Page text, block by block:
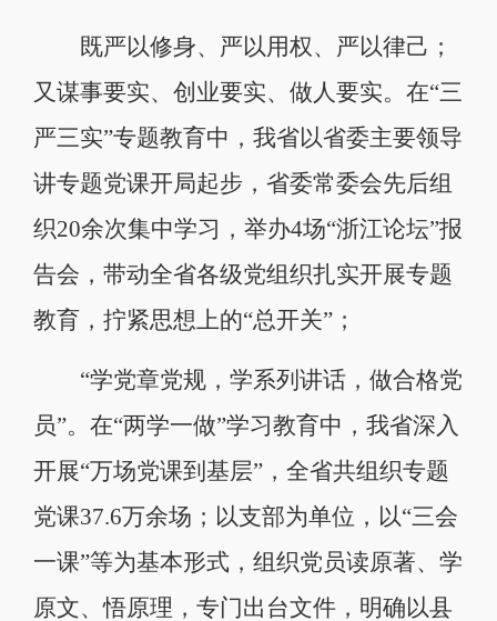
既严以修身、严以用权、严以律己；
又谋事要实、创业要实、做人要实。在“三
严三实”专题教育中，我省以省委主要领导
讲专题党课开局起步，省委常委会先后组
织20余次集中学习，举办4场“浙江论坛”报
告会，带动全省各级党组织扎实开展专题
教育，拧紧思想上的“总开关”；
“学党章党规，学系列讲话，做合格党
员”。在“两学一做”学习教育中，我省深入
开展“万场党课到基层”，全省共组织专题
党课37.6万余场；以支部为单位，以“三会
一课”等为基本形式，组织党员读原著、学
原文、悟原理，专门出台文件，明确以县